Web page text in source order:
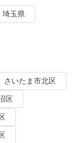
埼玉県
さいたま市北区
区